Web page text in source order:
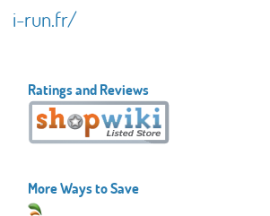
i-run.fr/
Ratings and Reviews
More Ways to Save